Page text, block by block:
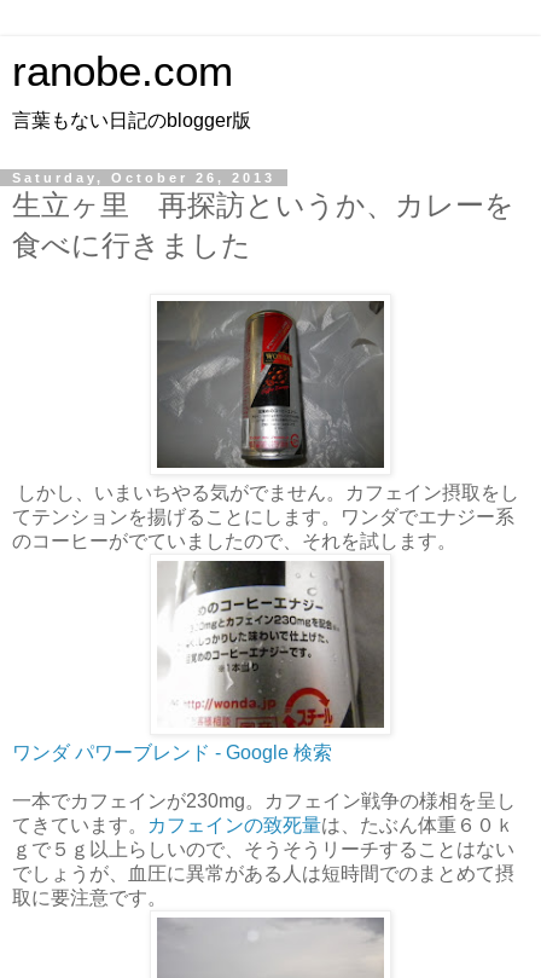
ranobe.com
言葉もない日記のblogger版
Saturday, October 26, 2013
生立ヶ里 再探訪というか、カレーを
食べに行きました
しかし、いまいちやる気がでません。カフェイン摂取をし
てテンションを揚げることにします。ワンダでエナジー系
のコーヒーがでていましたので、それを試します。
ワンダ パワーブレンド - Google 検索
一本でカフェインが230mg。カフェイン戦争の様相を呈し
てきています。
カフェインの致死量は、たぶん体重６０ｋ
ｇで５ｇ以上らしいので、そうそうリーチすることはない
でしょうが、血圧に異常がある人は短時間でのまとめて摂
取に要注意です。